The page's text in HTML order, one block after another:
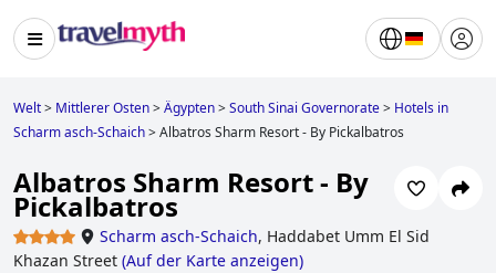
Welt> Mittlerer Osten>Ägypten>South Sinai Governorate> Hotels in
Scharm asch-Schaich>Albatros Sharm Resort - By Pickalbatros
Albatros Sharm Resort - By
Pickalbatros
Scharm asch-Schaich, Haddabet Umm El Sid
Khazan Street (Auf der Karte anzeigen)